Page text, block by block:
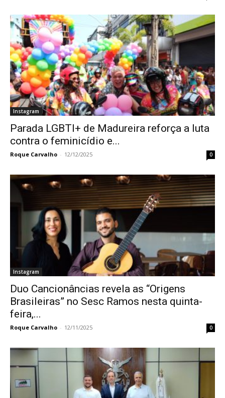
Instagram
Parada LGBTI+ de Madureira reforça a luta
contra o feminicídio e...
Roque Carvalho - 12/12/2025 0
Instagram
Duo Cancionâncias revela as “Origens
Brasileiras” no Sesc Ramos nesta quinta-
feira,...
Roque Carvalho - 12/11/2025 0